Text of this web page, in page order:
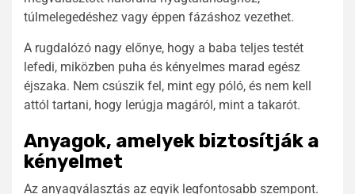
túlmelegedéshez vagy éppen fázáshoz vezethet.
A rugdalózó nagy előnye, hogy a baba teljes testét
lefedi, miközben puha és kényelmes marad egész
éjszaka. Nem csúszik fel, mint egy póló, és nem kell
attól tartani, hogy lerúgja magáról, mint a takarót.
Anyagok, amelyek biztosítják a
kényelmet
Az anyagválasztás az egyik legfontosabb szempont.